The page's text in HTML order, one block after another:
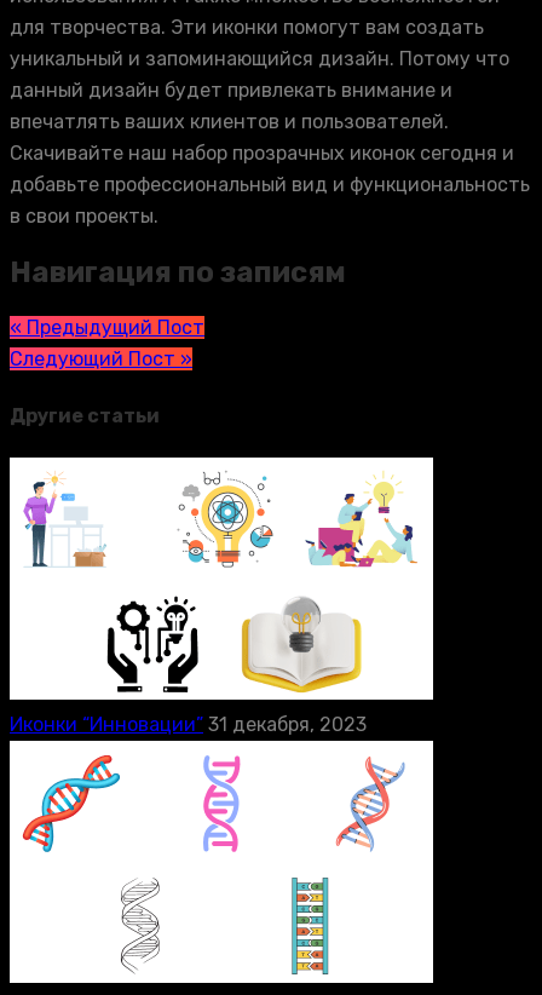
для творчества. Эти иконки помогут вам создать
уникальный и запоминающийся дизайн. Потому что
данный дизайн будет привлекать внимание и
впечатлять ваших клиентов и пользователей.
Скачивайте наш набор прозрачных иконок сегодня и
добавьте профессиональный вид и функциональность
в свои проекты.
Навигация по записям
« Предыдущий Пост
Следующий Пост »
Другие статьи
Иконки “Инновации” 31 декабря, 2023